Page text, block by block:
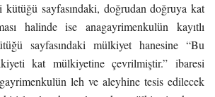
sayfasındaki, doğrudan doğruya kat
halinde ise anagayrimenkulün kayıtlı
sayfasındaki mülkiyet hanesine “Bu
kat mülkiyetine çevrilmiştir.” ibaresi
leh ve aleyhine tesis edilecek